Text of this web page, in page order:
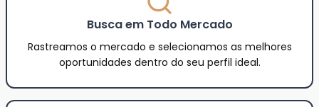
Busca em Todo Mercado
Rastreamos o mercado e selecionamos as melhores
oportunidades dentro do seu perfil ideal.